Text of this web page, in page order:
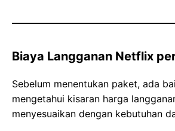
Biaya Langganan Netflix
Sebelum menentukan paket, ada
mengetahui kisaran harga
menyesuaikan dengan kebutuhan